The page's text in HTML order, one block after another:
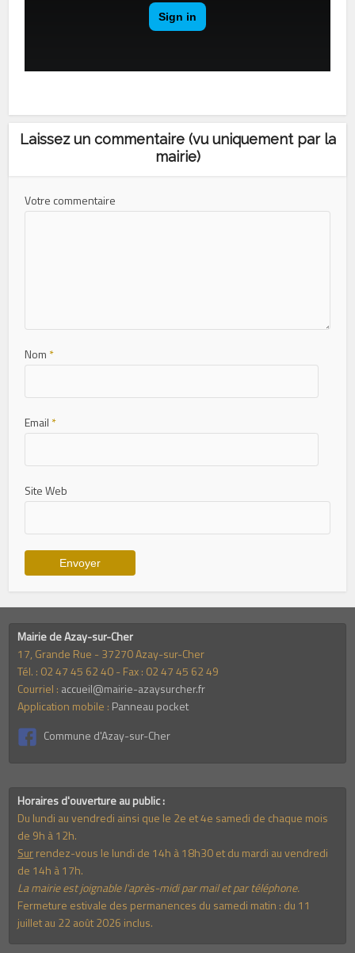
Laissez un commentaire (vu uniquement par la
mairie)
Votre commentaire
Nom *
Email *
Site Web
Mairie de Azay-sur-Cher
17, Grande Rue - 37270 Azay-sur-Cher
Tél. : 02 47 45 62 40 - Fax : 02 47 45 62 49
Courriel : accueil@mairie-azaysurcher.fr
Application mobile : Panneau pocket
Commune d'Azay-sur-Cher
Horaires d'ouverture au public :
Du lundi au vendredi ainsi que le 2e et 4e samedi de chaque mois
de 9h à 12h.
Surrendez-vous le lundi de 14h à 18h30 et du mardi au vendredi
de 14h à 17h.
La mairie est joignable l'après-midi par mail et par téléphone.
Fermeture estivale des permanences du samedi matin : du 11
juillet au 22 août 2026 inclus.